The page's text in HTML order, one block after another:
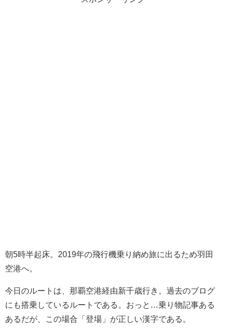
朝5時半起床。2019年の飛行機乗り納め旅に出るため羽田
空港へ。
今日のルートは、那覇空港経由新千歳行き。 過去のブログ
にも搭乗しているルートである。おっと…乗り物記事ある
あるだが、この場合「登場」が正しい漢字である。